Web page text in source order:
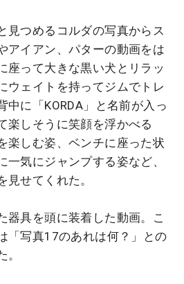
見つめるコルダの写真からス
アイアン、パターの動画をは
座って大きな黒い犬とリラッ
ウェイトを持ってジムでトレ
中に「KORDA」と名前が入っ
楽しそうに笑顔を浮かべる
楽しむ姿、ベンチに座った状
一気にジャンプする姿など、
見せてくれた。
器具を頭に装着した動画。こ
「写真17のあれは何？」との